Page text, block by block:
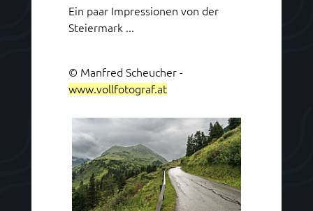
Ein paar Impressionen von der
Steiermark ...
© Manfred Scheucher -
www.vollfotograf.at
Vorschaubild konnte nicht geladen
werden.
Möglicherweise blockiert durch
Browser- oder Virenschutz.